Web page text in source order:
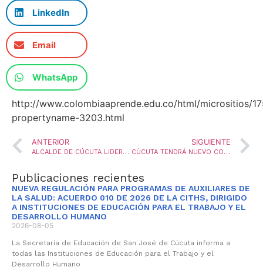
LinkedIn
Email
WhatsApp
http://www.colombiaaprende.edu.co/html/micrositios/
propertyname-3203.html
ANTERIOR
ALCALDE DE CÚCUTA LIDERARÁ EL LANZAMIENTO DEL PAE 2016
SIGUIENTE
CÚCUTA TENDRÁ NUEVO COLEGIO Y CDI EN CORMORANES
Publicaciones recientes
NUEVA REGULACIÓN PARA PROGRAMAS DE AUXILIARES DE
LA SALUD: ACUERDO 010 DE 2026 DE LA CITHS, DIRIGIDO
A INSTITUCIONES DE EDUCACIÓN PARA EL TRABAJO Y EL
DESARROLLO HUMANO
2026-08-05
La Secretaría de Educación de San José de Cúcuta informa a
todas las Instituciones de Educación para el Trabajo y el
Desarrollo Humano